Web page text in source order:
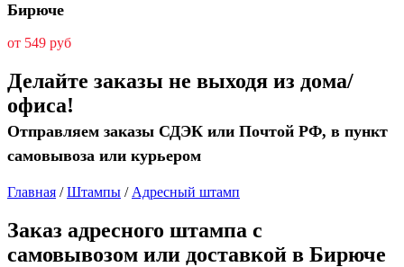
Бирюче
от 549 руб
Делайте заказы не выходя из дома/
офиса!
Отправляем заказы СДЭК или Почтой РФ, в пункт
самовывоза или курьером
Главная /Штампы / Адресный штамп
Заказ адресного штампа с
самовывозом или доставкой в Бирюче